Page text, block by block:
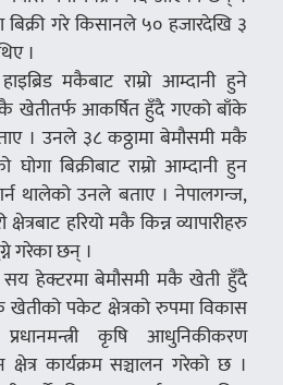
बिक्री गरे किसानले ५० हजारदेखि ३
।
मकैबाट राम्रो आम्दानी हुने
खेतीतर्फ आकर्षित हुँदै गएको बाँके
। उनले ३८ कठ्ठामा बेमौसमी मकै
बिक्रीबाट राम्रो आम्दानी हुन
थालेको उनले बताए । नेपालगन्ज,
हरियो मकै किन्न व्यापारीहरु
गरेका छन् ।
हेक्टरमा बेमौसमी मकै खेती हुँदै
पकेट क्षेत्रको रुपमा विकास
कृषि आधुनिकीकरण
कार्यक्रम सञ्चालन गरेको छ ।